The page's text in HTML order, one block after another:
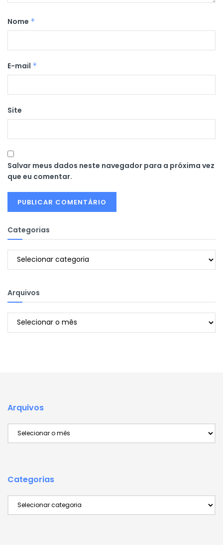
Nome *
E-mail *
Site
Salvar meus dados neste navegador para a próxima vez
que eu comentar.
Categorias
Categorias
Arquivos
Arquivos
Arquivos
Categorias